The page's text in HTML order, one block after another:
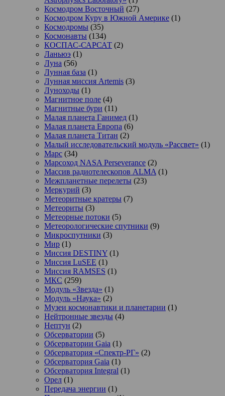
Космодром Восточный (27)
Космодром Куру в Южной Америке (1)
Космодромы (35)
Космонавты (134)
КОСПАС-САРСАТ (2)
Ланьюэ (1)
Луна (56)
Лунная база (1)
Лунная миссия Artemis (3)
Луноходы (1)
Магнитное поле (4)
Магнитные бури (11)
Малая планета Ганимед (1)
Малая планета Европа (6)
Малая планета Титан (2)
Малый исследовательский модуль «Рассвет» (1)
Марс (34)
Марсоход NASA Perseverance (2)
Массив радиотелескопов ALMA (1)
Межпланетные перелеты (23)
Меркурий (3)
Метеоритные кратеры (7)
Метеориты (3)
Метеорные потоки (5)
Метеорологические спутники (9)
Микроспутники (3)
Мир (1)
Миссия DESTINY (1)
Миссия LuSEE (1)
Миссия RAMSES (1)
МКС (259)
Модуль «Звезда» (1)
Модуль «Наука» (2)
Музеи космонавтики и планетарии (1)
Нейтронные звезды (4)
Нептун (2)
Обсерватории (5)
Обсерватории Gaia (1)
Обсерватория «Спектр-РГ» (2)
Обсерватория Gaia (1)
Обсерватория Integral (1)
Орел (1)
Передача энергии (1)